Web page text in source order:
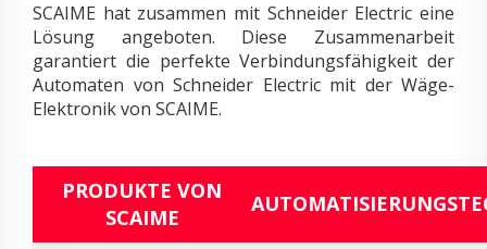
SCAIME hat zusammen mit Schneider Electric eine
Lösung angeboten. Diese Zusammenarbeit
garantiert die perfekte Verbindungsfähigkeit der
Automaten von Schneider Electric mit der Wäge-
Elektronik von SCAIME.
PRODUKTE VON
SCAIME